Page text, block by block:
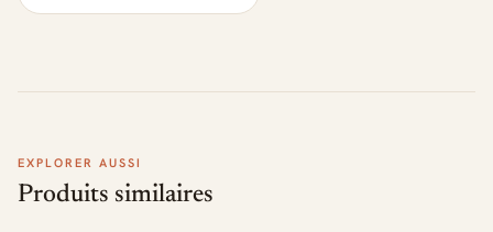
EXPLORER AUSSI
Produits similaires